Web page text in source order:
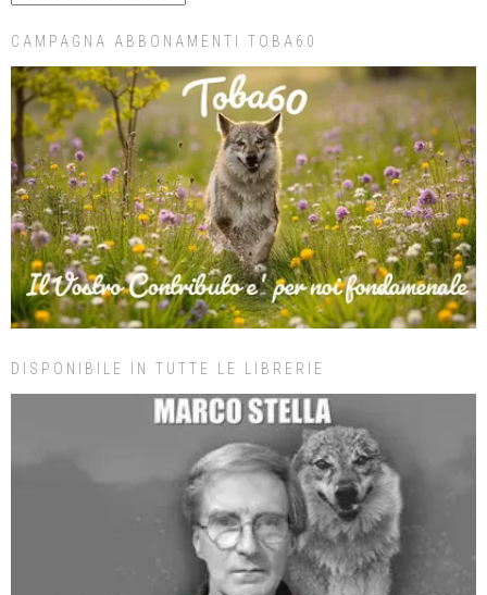
CAMPAGNA ABBONAMENTI TOBA60
DISPONIBILE IN TUTTE LE LIBRERIE